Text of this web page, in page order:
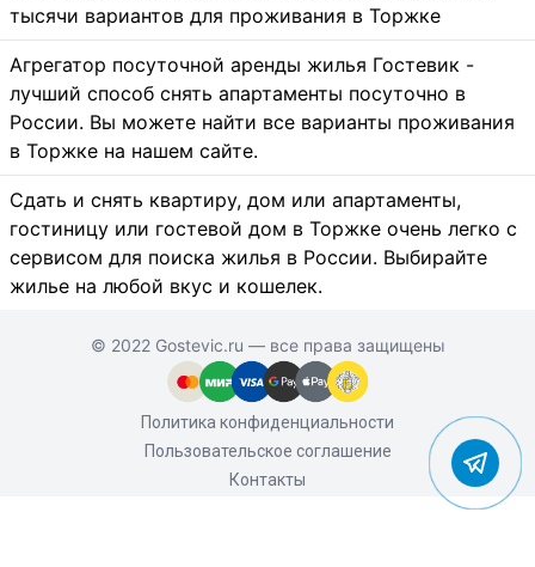
тысячи вариантов для проживания в Торжке
Агрегатор посуточной аренды жилья Гостевик -
лучший способ снять апартаменты посуточно в
России. Вы можете найти все варианты проживания
в Торжке на нашем сайте.
Сдать и снять квартиру, дом или апартаменты,
гостиницу или гостевой дом в Торжке очень легко с
сервисом для поиска жилья в России. Выбирайте
жилье на любой вкус и кошелек.
© 2022 Gostevic.ru — все права защищены
Политика конфиденциальности
Пользовательское соглашение
Контакты